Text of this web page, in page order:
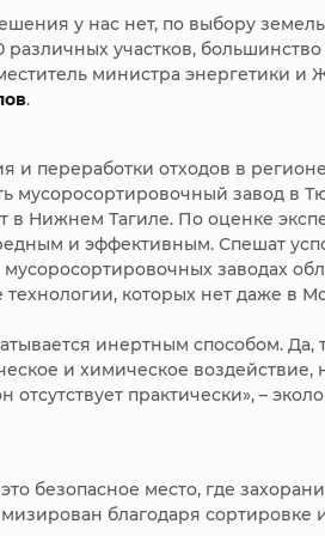
у нас нет, по выбору
участков,
министра энергетики и
.
и переработки отходов в
мусоросортировочный завод в
в Нижнем Тагиле. По оценке
и эффективным. Спешат
заводах
которых нет даже в
инертным способом. Да,
и химическое воздействие,
практически», –
безопасное место, где
благодаря сортировке